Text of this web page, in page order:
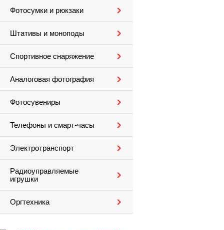
Фотосумки и рюкзаки
Штативы и моноподы
Спортивное снаряжение
Аналоговая фотография
Фотосувениры
Телефоны и смарт-часы
Электротранспорт
Радиоуправляемые
игрушки
Оргтехника